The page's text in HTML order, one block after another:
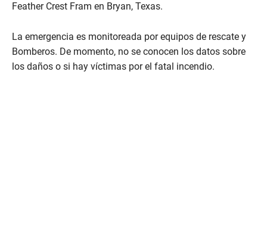
Feather Crest Fram en Bryan, Texas.
La emergencia es monitoreada por equipos de rescate y
Bomberos. De momento, no se conocen los datos sobre
los daños o si hay víctimas por el fatal incendio.